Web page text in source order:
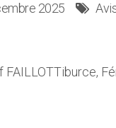
2025
FAILLOTTiburce,